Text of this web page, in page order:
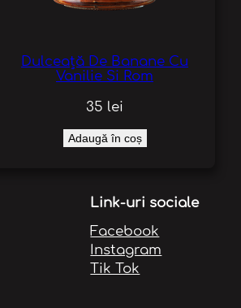
Dulceață De Banane Cu
Vanilie Si Rom
35 lei
Adaugă în coș
Link-uri sociale
Facebook
Instagram
Tik Tok